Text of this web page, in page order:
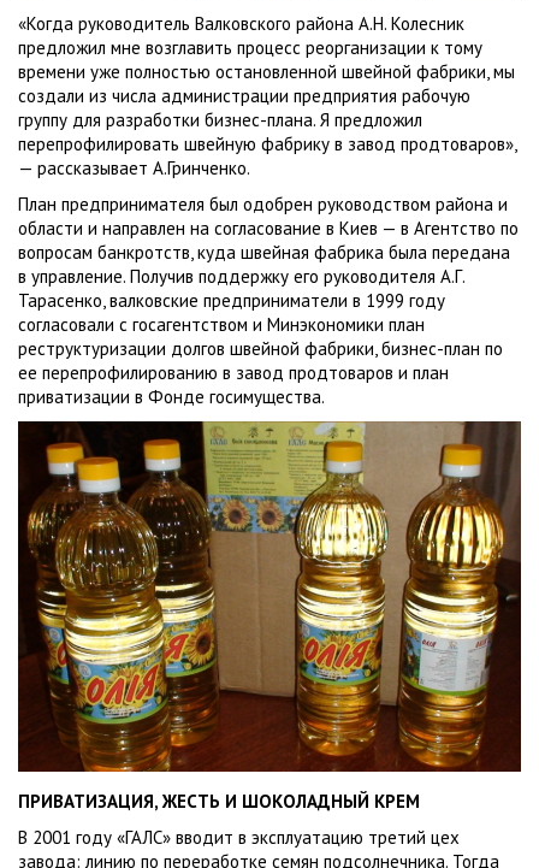
«Когда руководитель Валковского района А.Н. Колесник
предложил мне возглавить процесс реорганизации к тому
времени уже полностью остановленной швейной фабрики, мы
создали из числа администрации предприятия рабочую
группу для разработки бизнес-плана. Я предложил
перепрофилировать швейную фабрику в завод продтоваров»,
— рассказывает А.Гринченко.
План предпринимателя был одобрен руководством района и
области и направлен на согласование в Киев — в Агентство по
вопросам банкротств, куда швейная фабрика была передана
в управление. Получив поддержку его руководителя А.Г.
Тарасенко, валковские предприниматели в 1999 году
согласовали с госагентством и Минэкономики план
реструктуризации долгов швейной фабрики, бизнес-план по
ее перепрофилированию в завод продтоваров и план
приватизации в Фонде госимущества.
ПРИВАТИЗАЦИЯ, ЖЕСТЬ И ШОКОЛАДНЫЙ КРЕМ
В 2001 году «ГАЛС» вводит в эксплуатацию третий цех
завода: линию по переработке семян подсолнечника. Тогда